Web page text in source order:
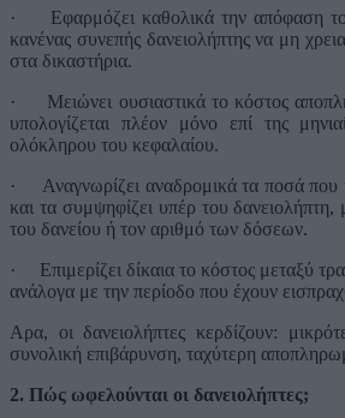
·
Εφαρμόζει καθολικά την απόφαση
κανένας συνεπής δανειολήπτης να μη
στα δικαστήρια.
·
Μειώνει ουσιαστικά το κόστος
υπολογίζεται πλέον μόνο επί της
ολόκληρου του κεφαλαίου.
·
Αναγνωρίζει αναδρομικά τα ποσά που
και τα συμψηφίζει υπέρ του δανειολήπτη,
του δανείου ή τον αριθμό των δόσεων.
·
Επιμερίζει δίκαια το κόστος μεταξύ
ανάλογα με την περίοδο που έχουν
Αρα, οι δανειολήπτες κερδίζουν:
συνολική επιβάρυνση, ταχύτερη
2. Πώς ωφελούνται οι δανειολήπτες;